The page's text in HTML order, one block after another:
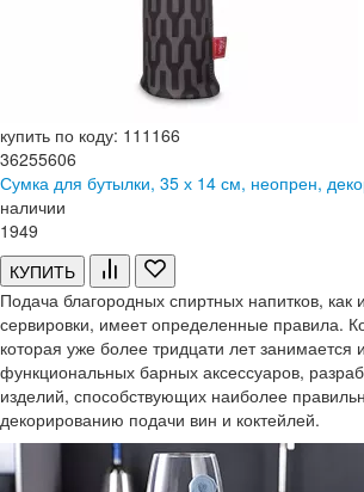
купить по коду: 111166
36255606
Сумка для бутылки, 35 х 14 см, неопрен,
наличии
1949
КУПИТЬ
Подача благородных спиртных напитков, как
сервировки, имеет определенные правила.
которая уже более тридцати лет занимается
функциональных барных аксессуаров,
изделий, способствующих наиболее
декорированию подачи вин и коктейлей.